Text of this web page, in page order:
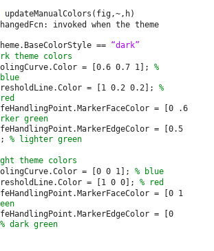
updateManualColors(fig,~,h)
invoked when the theme
== “dark”
theme colors
= [0.6 0.7 1];
%
= [1 0.2 0.2];
%
= [0 .6
green
= [0.5
% lighter green
theme colors
= [0 0 1];
% blue
= [1 0 0]; % red
= [0 1
= [0
% dark green